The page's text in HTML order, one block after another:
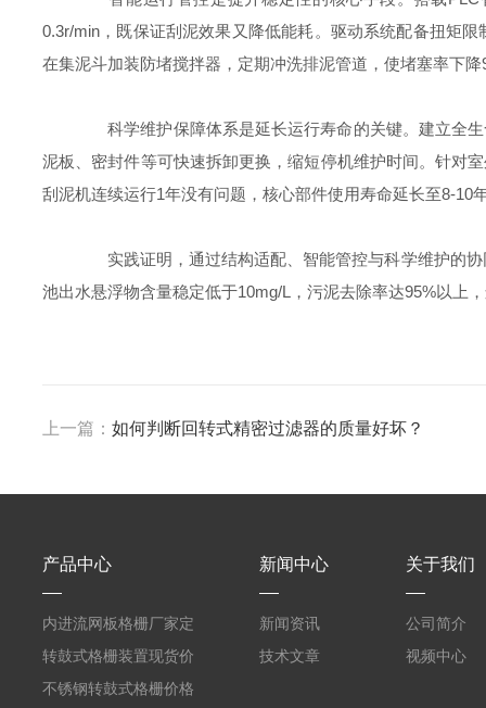
0.3r/min，既保证刮泥效果又降低能耗。驱动系统配备扭矩
在集泥斗加装防堵搅拌器，定期冲洗排泥管道，使堵塞率下
科学维护保障体系是延长运行寿命的关键。建立全生
泥板、密封件等可快速拆卸更换，缩短停机维护时间。针对
刮泥机连续运行1年没有问题，核心部件使用寿命延长至8-10
实践证明，通过结构适配、智能管控与科学维护的协
池出水悬浮物含量稳定低于10mg/L，污泥去除率达95%以上
上一篇： 如何判断回转式精密过滤器的质量好坏？
产品中心
内进流网板格栅厂家定
制
转鼓式格栅装置现货价
格
不锈钢转鼓式格栅价格
新闻中心
新闻资讯
技术文章
关于我们
公司简介
视频中心